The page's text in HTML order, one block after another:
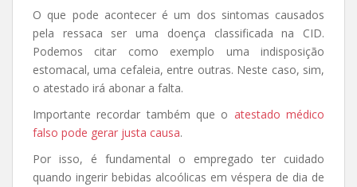
O que pode acontecer é um dos sintomas causados
pela ressaca ser uma doença classificada na CID.
Podemos citar como exemplo uma indisposição
estomacal, uma cefaleia, entre outras. Neste caso, sim,
o atestado irá abonar a falta.
Importante recordar também que o atestado médico
falso pode gerar justa causa.
Por isso, é fundamental o empregado ter cuidado
quando ingerir bebidas alcoólicas em véspera de dia de